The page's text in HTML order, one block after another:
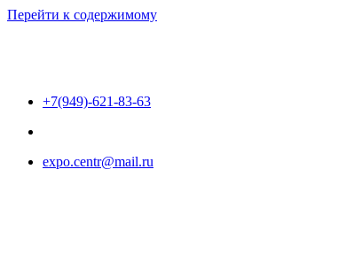
Перейти к содержимому
+7(949)-621-83-63
expo.centr@mail.ru